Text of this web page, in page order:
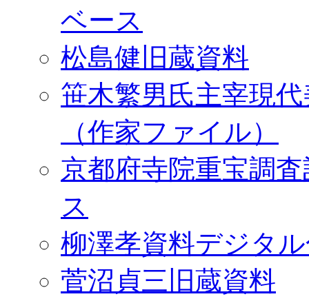
ベース
松島健旧蔵資料
笹木繁男氏主宰現
（作家ファイル）
京都府寺院重宝調
ス
柳澤孝資料デジタ
菅沼貞三旧蔵資料